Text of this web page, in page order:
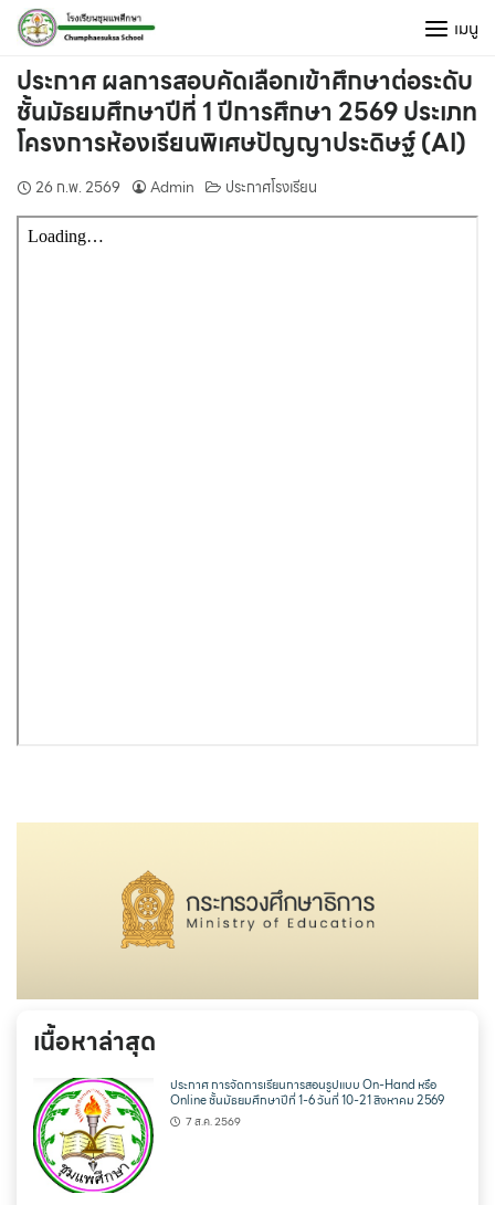
Skip
content
เมนู
ประกาศ ผลการสอบคัดเลือกเข้าศึกษาต่อระดับ
ชั้นมัธยมศึกษาปีที่ 1 ปีการศึกษา 2569 ประเภท
โครงการห้องเรียนพิเศษปัญญาประดิษฐ์ (AI)
26 ก.พ. 2569 Admin ประกาศโรงเรียน
เนื้อหาล่าสุด
ประกาศ การจัดการเรียนการสอนรูปแบบ On-Hand หรือ
Online ชั้นมัธยมศึกษาปีที่ 1-6 วันที่ 10-21 สิงหาคม 2569
7 ส.ค. 2569